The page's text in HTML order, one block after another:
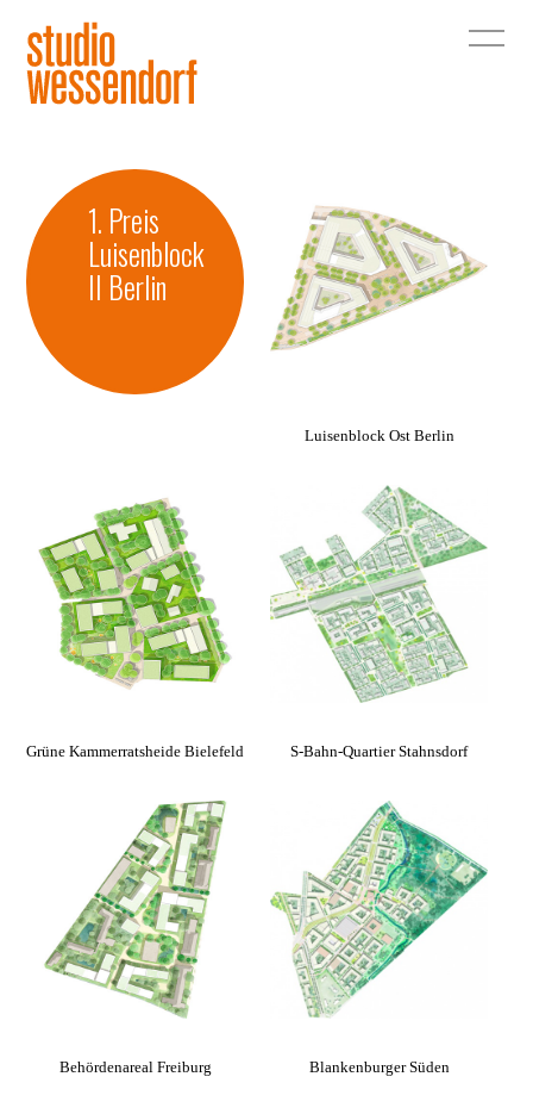
1. Preis
Luisenblock
II Berlin
Luisenblock Ost Berlin
Grüne Kammerratsheide Bielefeld S-Bahn-Quartier Stahnsdorf
Behördenareal Freiburg Blankenburger Süden